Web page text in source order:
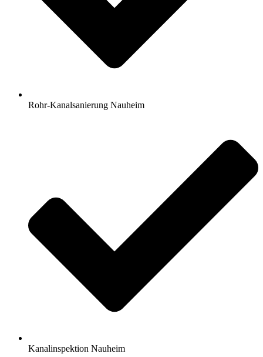
Rohr-Kanalsanierung Nauheim
Kanalinspektion Nauheim